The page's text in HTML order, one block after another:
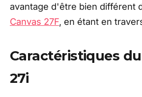
avantage d'être bien différent
Canvas 27F, en étant en
Caractéristiques
27i